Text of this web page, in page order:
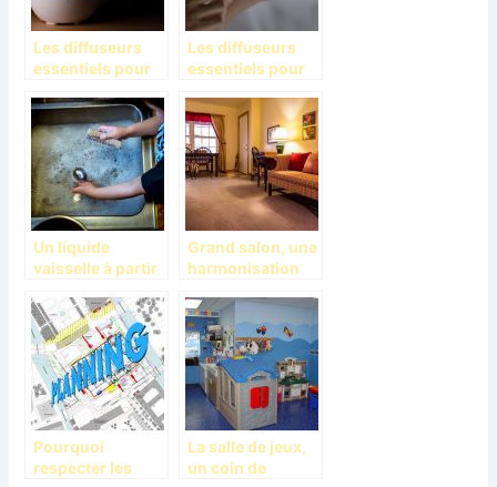
Les diffuseurs
essentiels pour
intérieur
Les diffuseurs
essentiels pour
intérieur
Un liquide
vaisselle à partir
essentielle de
citron
Grand salon, une
harmonisation
restes des
meubles
Pourquoi
respecter les
La salle de jeux,
un coin de